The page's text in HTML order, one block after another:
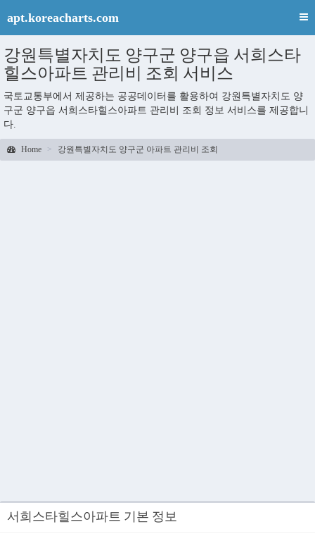
apt.koreacharts.com
강원특별자치도 양구군 양구읍 서희스타
힐스아파트 관리비 조회 서비스
국토교통부에서 제공하는 공공데이터를 활용하여 강원특별자치도 양
구군 양구읍 서희스타힐스아파트 관리비 조회 정보 서비스를 제공합니
다.
Home 강원특별자치도 양구군 아파트 관리비 조회
서희스타힐스아파트 기본 정보